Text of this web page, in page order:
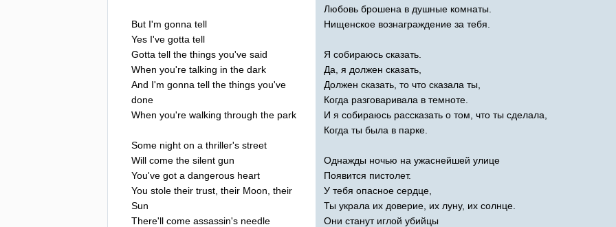
But I'm gonna tell
Yes I've gotta tell
Gotta tell the things you've said
When you're talking in the dark
And I'm gonna tell the things you've
done
When you're walking through the park
Some night on a thriller's street
Will come the silent gun
You've got a dangerous heart
You stole their trust their Moon their
Sun
There'll come assassin's needle
Любовь брошена в душные комнаты.
Нищенское вознаграждение за тебя.
Я собираюсь сказать.
Да, я должен сказать,
Должен сказать, то что сказала ты,
Когда разговаривала в темноте.
И я собираюсь рассказать о том, что ты сделала,
Когда ты была в парке.
Однажды ночью на ужаснейшей улице
Появится пистолет.
У тебя опасное сердце,
Ты украла их доверие, их луну, их солнце.
Они станут иглой убийцы